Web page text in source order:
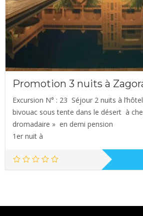
Promotion 3 nuits à
Excursion N° : 23 Séjour 2 nuits à
bivouac sous tente dans le désert à
dromadaire » en demi pension
1er nuit à